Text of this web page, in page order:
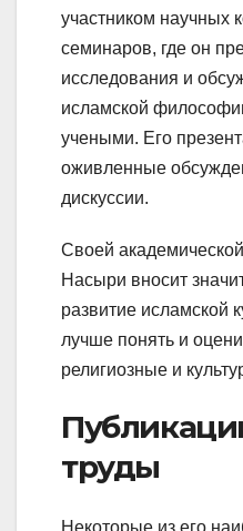
участником научных
семинаров, где он
исследования и
исламской
учеными. Его
оживленные
дискуссии.
Своей
Насыри вносит
развитие исламской
лучше понять и
религиозные и
труды
Некоторые из его